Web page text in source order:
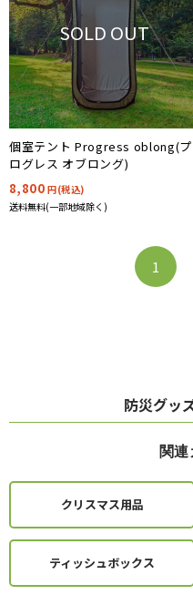
SOLD OUT
個室テント Progress oblong(プ
ログレス オブロング)
8,800円(税込)
送料無料(一部地域除く)
1
防災グッ
関連
クリスマス用品
ティッシュボックス